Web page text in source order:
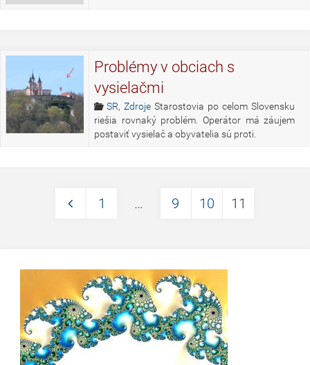
Problémy v obciach s
vysielačmi
SR, ZdrojeStarostovia po celom Slovensku
riešia rovnaký problém. Operátor má záujem
postaviť vysielač a obyvatelia sú proti.
1 … 9 10 11